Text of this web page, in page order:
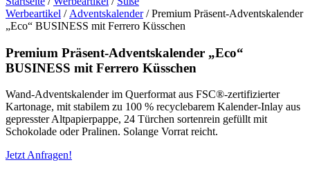
Werbeartikel / Adventskalender/ Premium Präsent-Adventskalender
„Eco“ BUSINESS mit Ferrero Küsschen
Premium Präsent-Adventskalender „Eco“
BUSINESS mit Ferrero Küsschen
Wand-Adventskalender im Querformat aus FSC®-zertifizierter
Kartonage, mit stabilem zu 100 % recyclebarem Kalender-Inlay aus
gepresster Altpapierpappe, 24 Türchen sortenrein gefüllt mit
Schokolade oder Pralinen. Solange Vorrat reicht.
Jetzt Anfragen!